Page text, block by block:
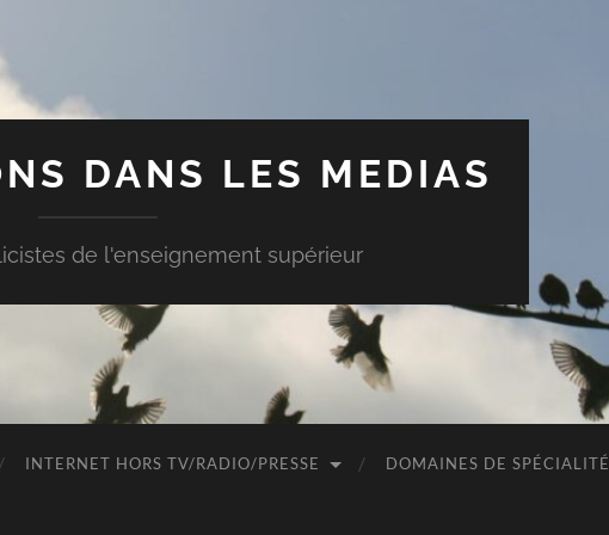
DANS LES MEDIAS
de l'enseignement supérieur
INTERNET HORS TV/RADIO/PRESSE DOMAINES DE SPÉCIALITÉ